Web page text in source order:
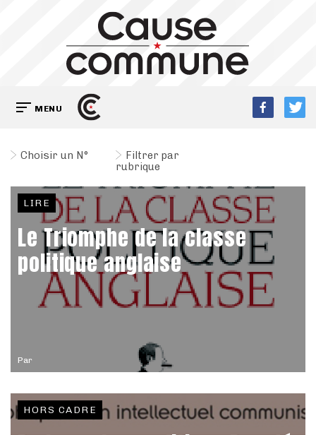
MENU
Choisir un N°
Filtrer par
rubrique
Par
LIRE
Le Triomphe de la classe
politique anglaise
HORS CADRE